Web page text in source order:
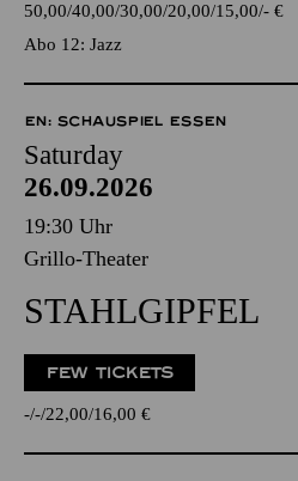
50,00 40,00 30,00 20,00 15,00 - €
Abo 12: Jazz
EN: SCHAUSPIEL ESSEN
Saturday
26.09.2026
19:30 Uhr
Grillo-Theater
STAHLGIPFEL
FEW TICKETS
- - 22,00 16,00 €